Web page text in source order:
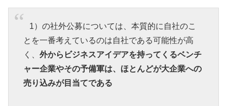
1）の社外公募については、本質的に自社のこ
とを一番考えているのは自社である可能性が高
く、 外からビジネスアイデアを持ってくるベンチ
ャー企業やその予備軍は、ほとんどが大企業への
売り込みが目当てである